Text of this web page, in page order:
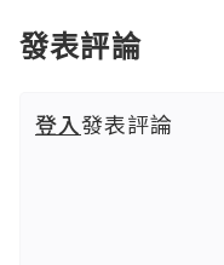
發表評論
登入發表評論